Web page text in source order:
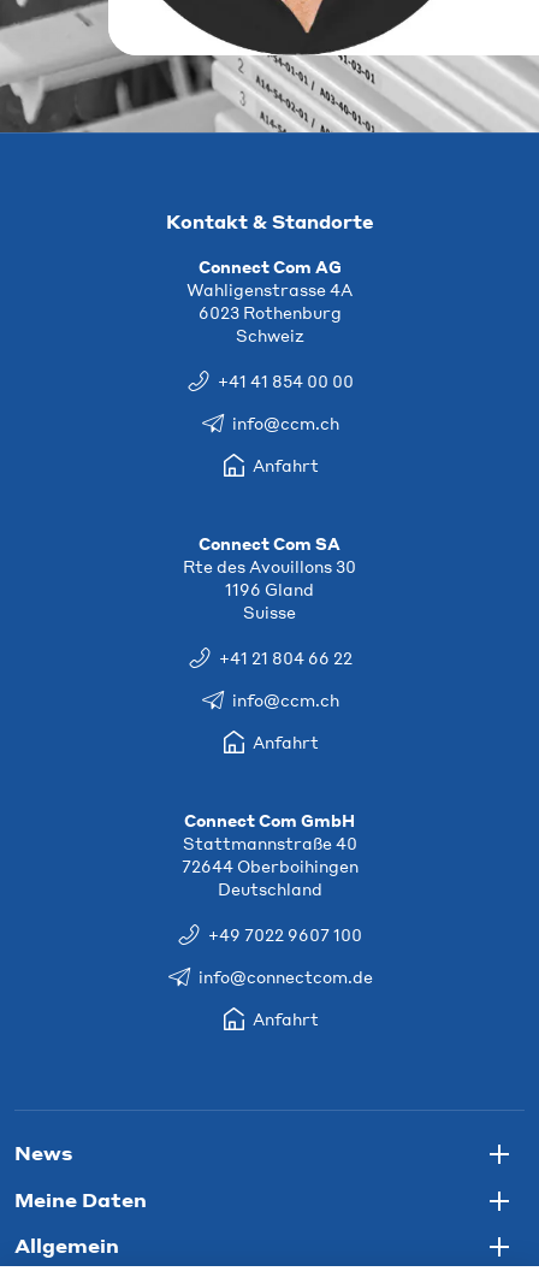
Kontakt & Standorte
Connect Com AG
Wahligenstrasse 4A
6023 Rothenburg
Schweiz
+41 41 854 00 00
info@ccm.ch
Anfahrt
Connect Com SA
Rte des Avouillons 30
1196 Gland
Suisse
+41 21 804 66 22
info@ccm.ch
Anfahrt
Connect Com GmbH
Stattmannstraße 40
72644 Oberboihingen
Deutschland
+49 7022 9607 100
info@connectcom.de
Anfahrt
News
Meine Daten
Allgemein